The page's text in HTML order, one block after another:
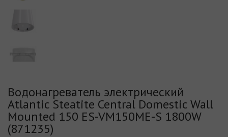
Водонагреватель электрический
Atlantic Steatite Central Domestic Wall
Mounted 150 ES-VM150ME-S 1800W
(871235)